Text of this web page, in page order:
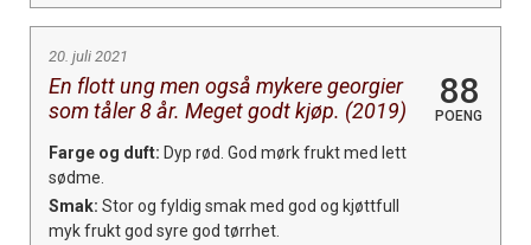
20. juli 2021
En flott ung men også mykere georgier
som tåler 8 år. Meget godt kjøp. (2019)
88
POENG
Farge og duft: Dyp rød. God mørk frukt med lett
sødme.
Smak: Stor og fyldig smak med god og kjøttfull
myk frukt god syre god tørrhet.